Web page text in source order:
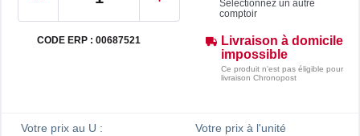
CODE ERP : 00687521
Sélectionnez un autre
comptoir
Livraison à domicile
impossible
Ce produit n'est pas éligible pour
livraison Chronopost
Votre prix au U : Votre prix à l'unité